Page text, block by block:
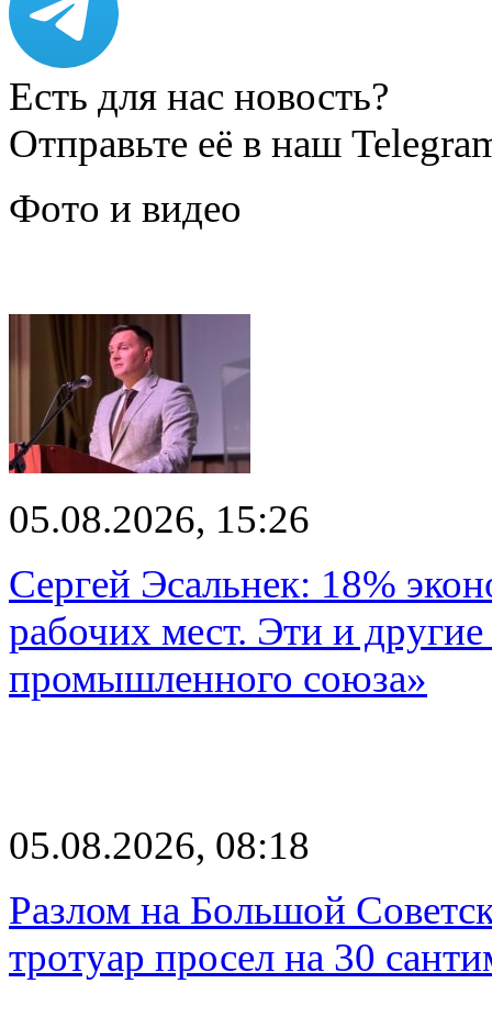
Есть для нас новость?
Отправьте её в наш
Фото и видео
05.08.2026, 15:26
Сергей Эсальнек: 18%
рабочих мест. Эти и
промышленного союза»
05.08.2026, 08:18
Разлом на Большой
тротуар просел на 30